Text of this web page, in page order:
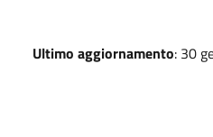
Ultimo aggiornamento: 30